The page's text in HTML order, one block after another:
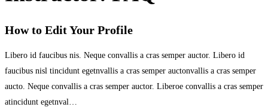
How to Edit Your Profile
Libero id faucibus nis. Neque convallis a cras semper auctor. Libero id
faucibus nisl tincidunt egetnvallis a cras semper auctonvallis a cras semper
aucto. Neque convallis a cras semper auctor. Liberoe convallis a cras semper
atincidunt egetnval…